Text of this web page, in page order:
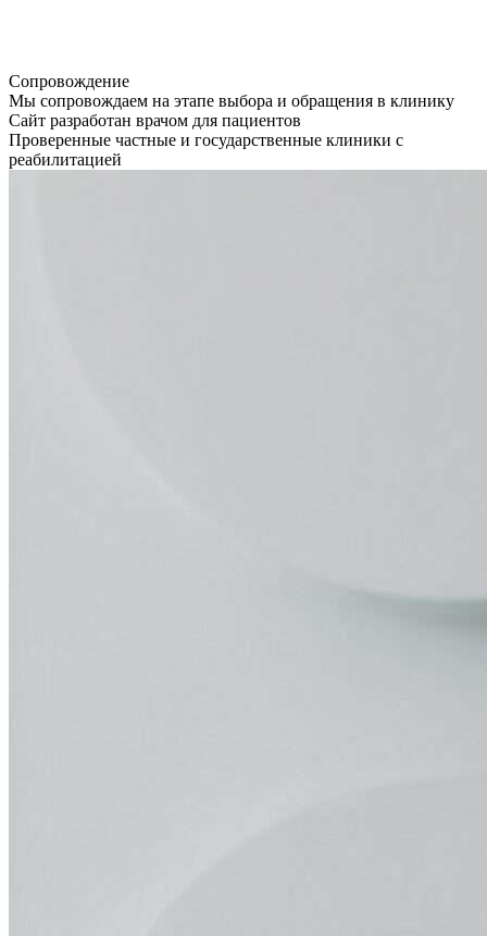
Сопровождение
Мы сопровождаем на этапе выбора и обращения в клинику
Сайт разработан врачом для пациентов
Проверенные частные и государственные клиники с
реабилитацией